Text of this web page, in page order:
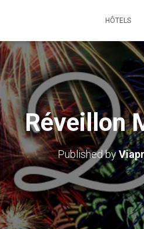
HÔTELS
Réveillon
Published by